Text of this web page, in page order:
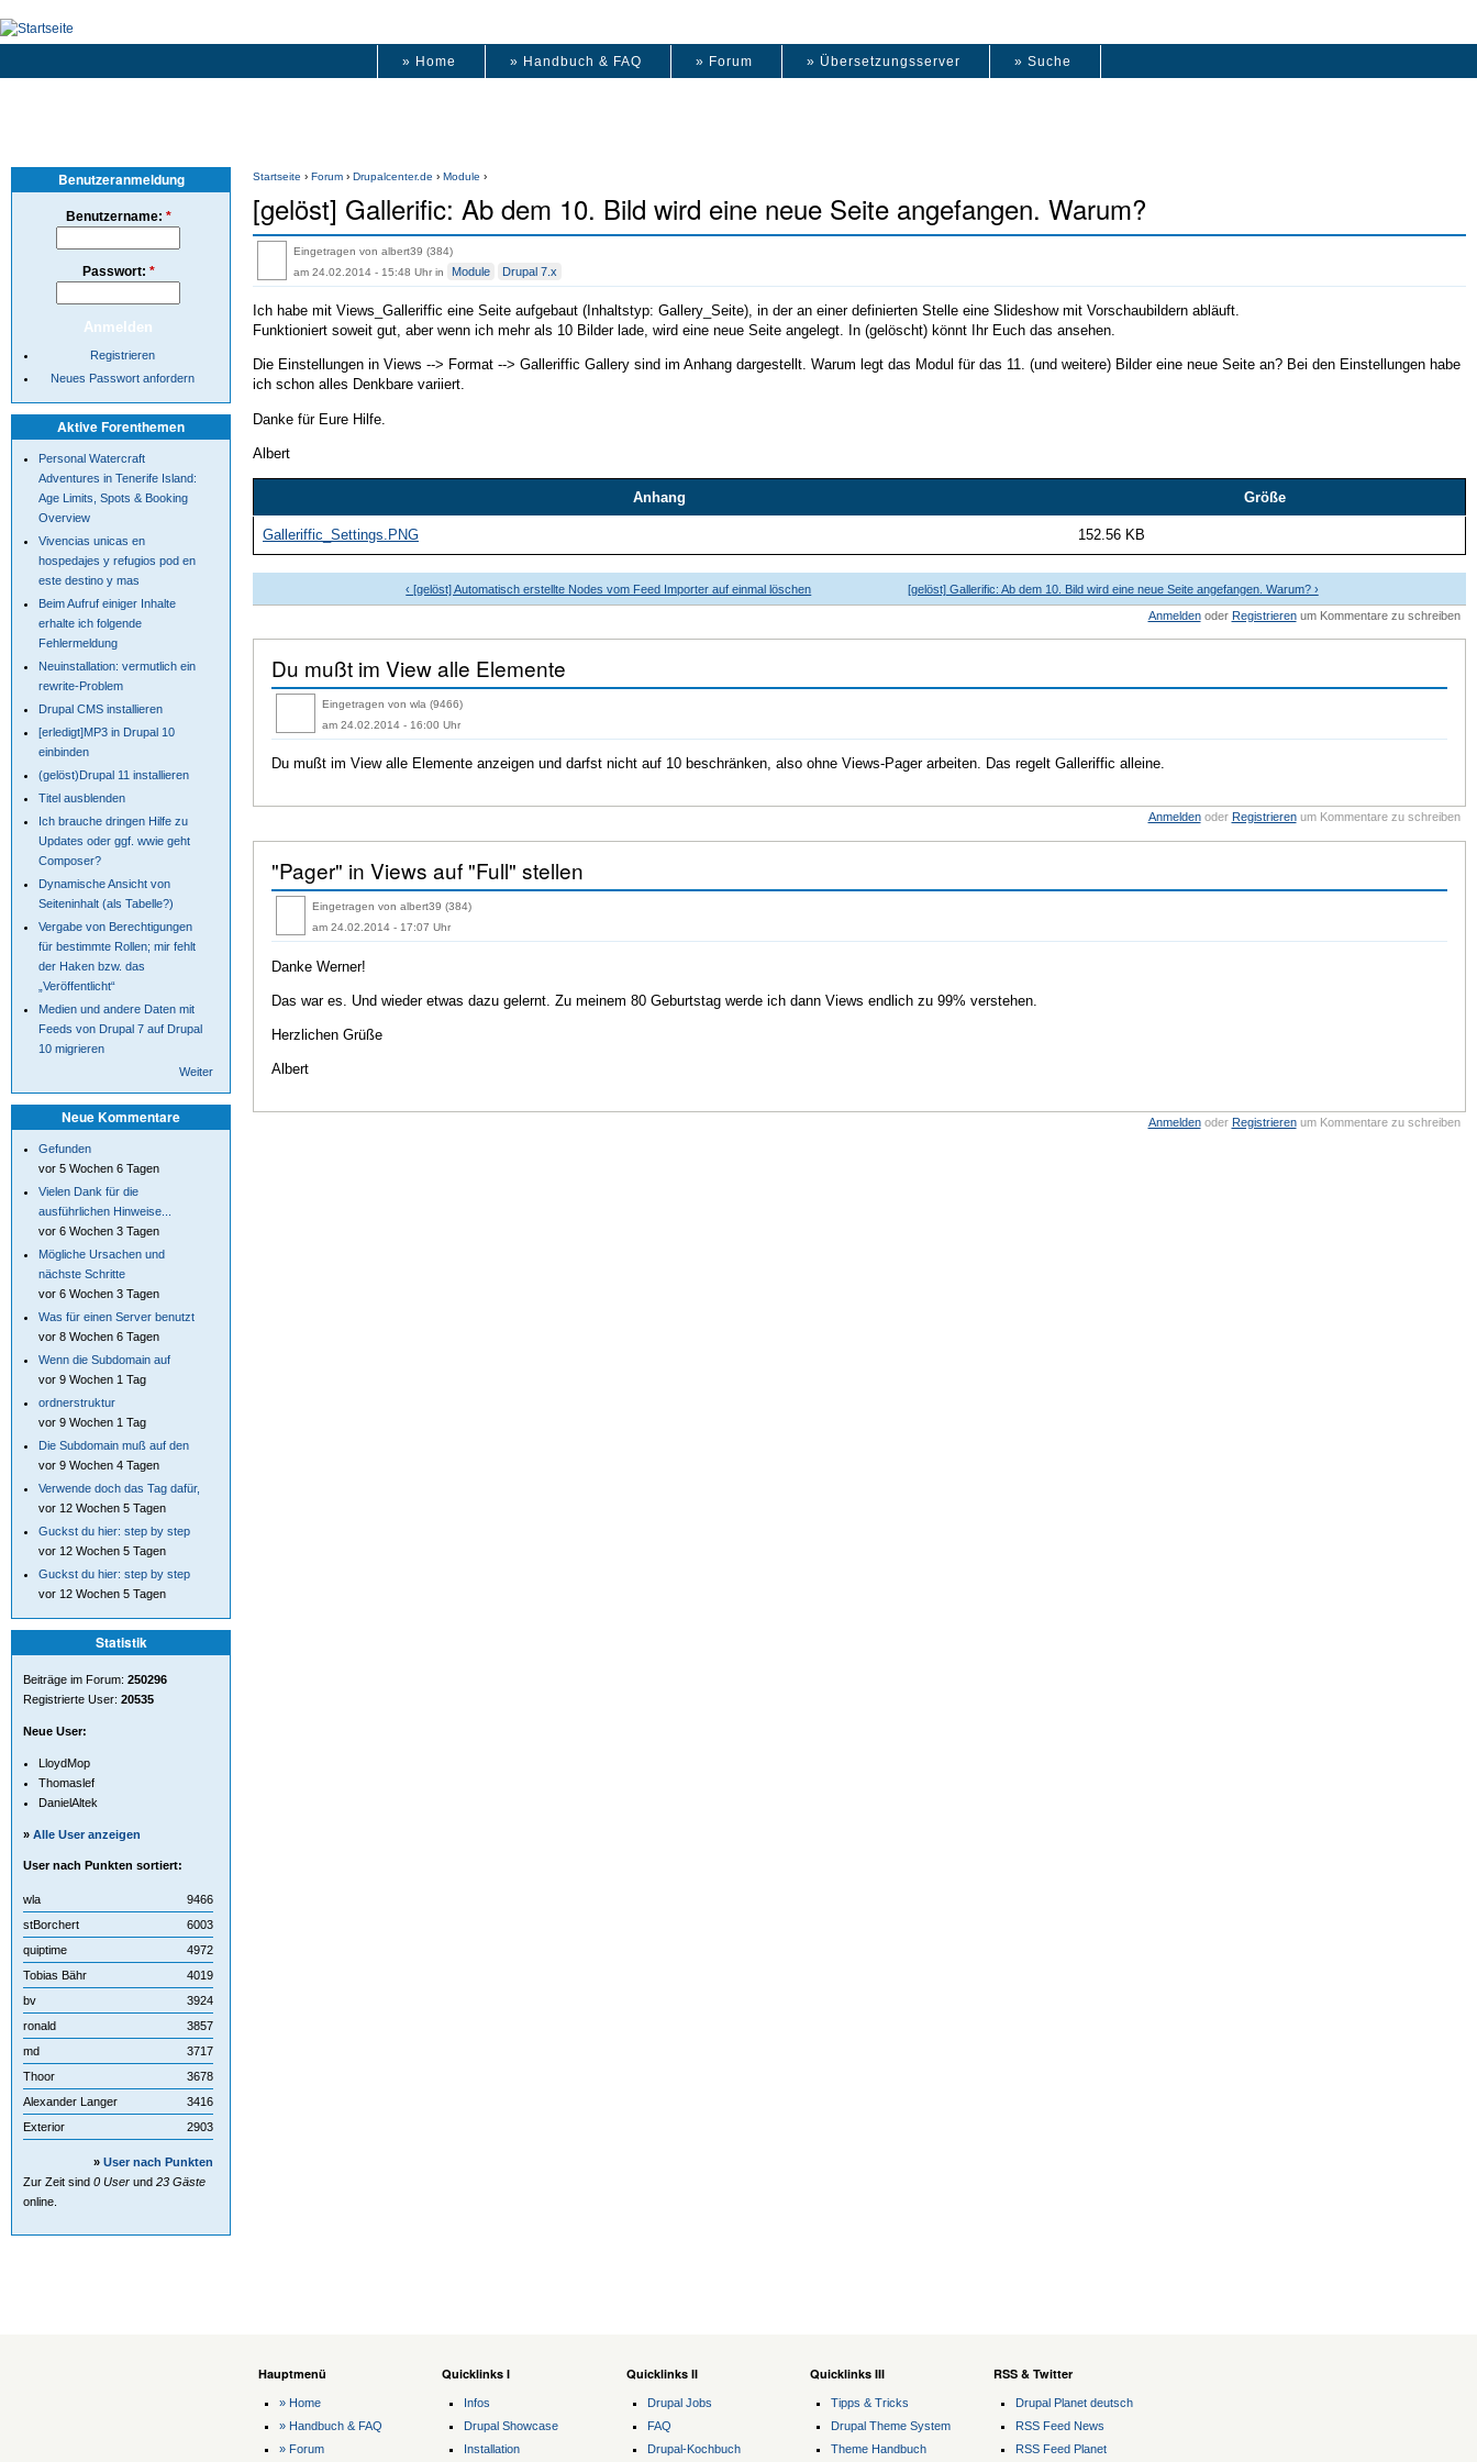
» Home » Handbuch & FAQ » Forum » Übersetzungsserver » Suche
Startseite › Forum › Drupalcenter.de › Module ›
[gelöst] Gallerific: Ab dem 10. Bild wird eine neue Seite angefangen. Warum?
Eingetragen von albert39 (384)
am 24.02.2014 - 15:48 Uhr in Module Drupal 7.x
Ich habe mit Views_Galleriffic eine Seite aufgebaut (Inhaltstyp: Gallery_Seite), in der an einer definierten Stelle eine Slideshow mit Vorschaubildern abläuft.
Funktioniert soweit gut, aber wenn ich mehr als 10 Bilder lade, wird eine neue Seite angelegt. In (gelöscht) könnt Ihr Euch das ansehen.
Die Einstellungen in Views --> Format --> Galleriffic Gallery sind im Anhang dargestellt. Warum legt das Modul für das 11. (und weitere) Bilder eine neue Seite an? Bei den Einstellungen habe
ich schon alles Denkbare variiert.
Danke für Eure Hilfe.
Albert
Anhang Größe
Galleriffic_Settings.PNG 152.56 KB
‹ [gelöst] Automatisch erstellte Nodes vom Feed Importer auf einmal löschen [gelöst] Gallerific: Ab dem 10. Bild wird eine neue Seite angefangen. Warum? ›
Anmeldenoder Registrierenum Kommentare zu schreiben
Du mußt im View alle Elemente
Eingetragen von wla (9466)
am 24.02.2014 - 16:00 Uhr
Du mußt im View alle Elemente anzeigen und darfst nicht auf 10 beschränken, also ohne Views-Pager arbeiten. Das regelt Galleriffic alleine.
Anmeldenoder Registrierenum Kommentare zu schreiben
"Pager" in Views auf "Full" stellen
Eingetragen von albert39 (384)
am 24.02.2014 - 17:07 Uhr
Danke Werner!
Das war es. Und wieder etwas dazu gelernt. Zu meinem 80 Geburtstag werde ich dann Views endlich zu 99% verstehen.
Herzlichen Grüße
Albert
Anmeldenoder Registrierenum Kommentare zu schreiben
Benutzeranmeldung
Benutzername: *
Passwort: *
Registrieren
Neues Passwort anfordern
Aktive Forenthemen
Personal Watercraft
Adventures in Tenerife Island:
Age Limits, Spots & Booking
Overview
Vivencias unicas en
hospedajes y refugios pod en
este destino y mas
Beim Aufruf einiger Inhalte
erhalte ich folgende
Fehlermeldung
Neuinstallation: vermutlich ein
rewrite-Problem
Drupal CMS installieren
[erledigt]MP3 in Drupal 10
einbinden
(gelöst)Drupal 11 installieren
Titel ausblenden
Ich brauche dringen Hilfe zu
Updates oder ggf. wwie geht
Composer?
Dynamische Ansicht von
Seiteninhalt (als Tabelle?)
Vergabe von Berechtigungen
für bestimmte Rollen; mir fehlt
der Haken bzw. das
„Veröffentlicht“
Medien und andere Daten mit
Feeds von Drupal 7 auf Drupal
10 migrieren
Weiter
Neue Kommentare
Gefunden
vor 5 Wochen 6 Tagen
Vielen Dank für die
ausführlichen Hinweise...
vor 6 Wochen 3 Tagen
Mögliche Ursachen und
nächste Schritte
vor 6 Wochen 3 Tagen
Was für einen Server benutzt
vor 8 Wochen 6 Tagen
Wenn die Subdomain auf
vor 9 Wochen 1 Tag
ordnerstruktur
vor 9 Wochen 1 Tag
Die Subdomain muß auf den
vor 9 Wochen 4 Tagen
Verwende doch das Tag dafür,
vor 12 Wochen 5 Tagen
Guckst du hier: step by step
vor 12 Wochen 5 Tagen
Guckst du hier: step by step
vor 12 Wochen 5 Tagen
Statistik
Beiträge im Forum: 250296
Registrierte User: 20535
Neue User:
LloydMop
Thomaslef
DanielAltek
» Alle User anzeigen
User nach Punkten sortiert:
wla
9466
stBorchert
6003
quiptime
4972
Tobias Bähr
4019
bv
3924
ronald
3857
md
3717
Thoor
3678
Alexander Langer
3416
Exterior
2903
» User nach Punkten
Zur Zeit sind 0 User und 23 Gäste
online.
Hauptmenü
» Home
» Handbuch & FAQ
» Forum
Quicklinks I
Infos
Drupal Showcase
Installation
Quicklinks II
Drupal Jobs
FAQ
Drupal-Kochbuch
Quicklinks III
Tipps & Tricks
Drupal Theme System
Theme Handbuch
RSS & Twitter
Drupal Planet deutsch
RSS Feed News
RSS Feed Planet